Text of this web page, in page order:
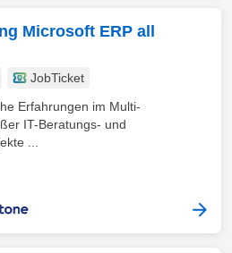
Microsoft ERP all
JobTicket
Erfahrungen im Multi-
IT-Beratungs- und
...